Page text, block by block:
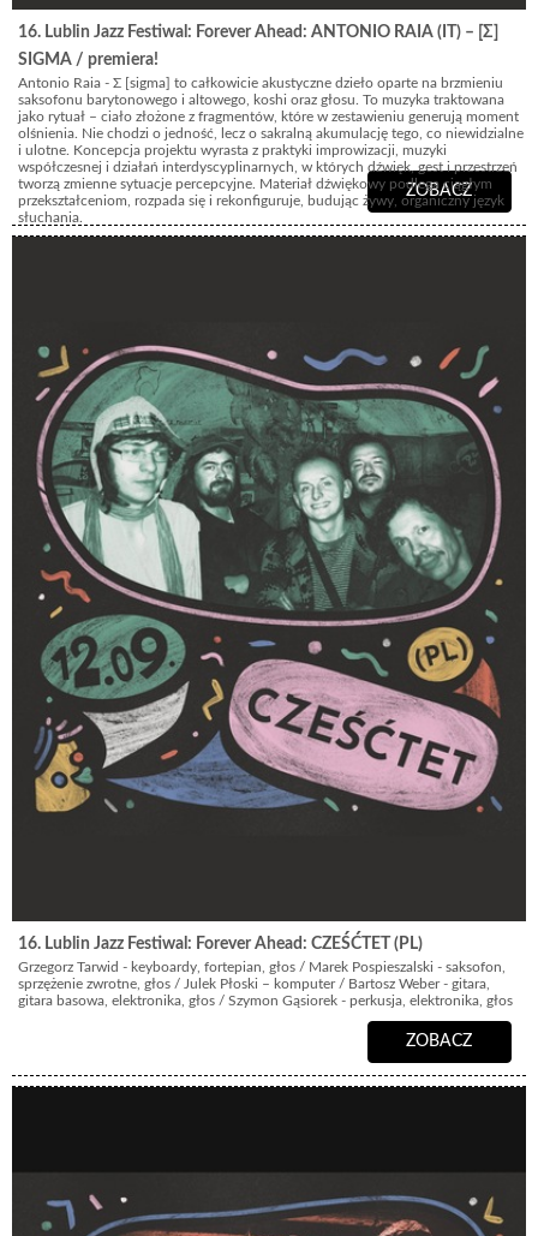
16. Lublin Jazz Festiwal: Forever Ahead: ANTONIO RAIA (IT) – [Σ]
SIGMA / premiera!
Antonio Raia - Σ [sigma] to całkowicie akustyczne dzieło oparte na brzmieniu
saksofonu barytonowego i altowego, koshi oraz głosu. To muzyka traktowana
jako rytuał – ciało złożone z fragmentów, które w zestawieniu generują moment
olśnienia. Nie chodzi o jedność, lecz o sakralną akumulację tego, co niewidzialne
i ulotne. Koncepcja projektu wyrasta z praktyki improwizacji, muzyki
współczesnej i działań interdyscyplinarnych, w których dźwięk, gest i przestrzeń
tworzą zmienne sytuacje percepcyjne. Materiał dźwiękowy podlega ciągłym
przekształceniom, rozpada się i rekonfiguruje, budując żywy, organiczny język
słuchania.
ZOBACZ
16. Lublin Jazz Festiwal: Forever Ahead: CZEŚĆTET (PL)
Grzegorz Tarwid - keyboardy, fortepian, głos / Marek Pospieszalski - saksofon,
sprzężenie zwrotne, głos / Julek Płoski – komputer / Bartosz Weber - gitara,
gitara basowa, elektronika, głos / Szymon Gąsiorek - perkusja, elektronika, głos
ZOBACZ